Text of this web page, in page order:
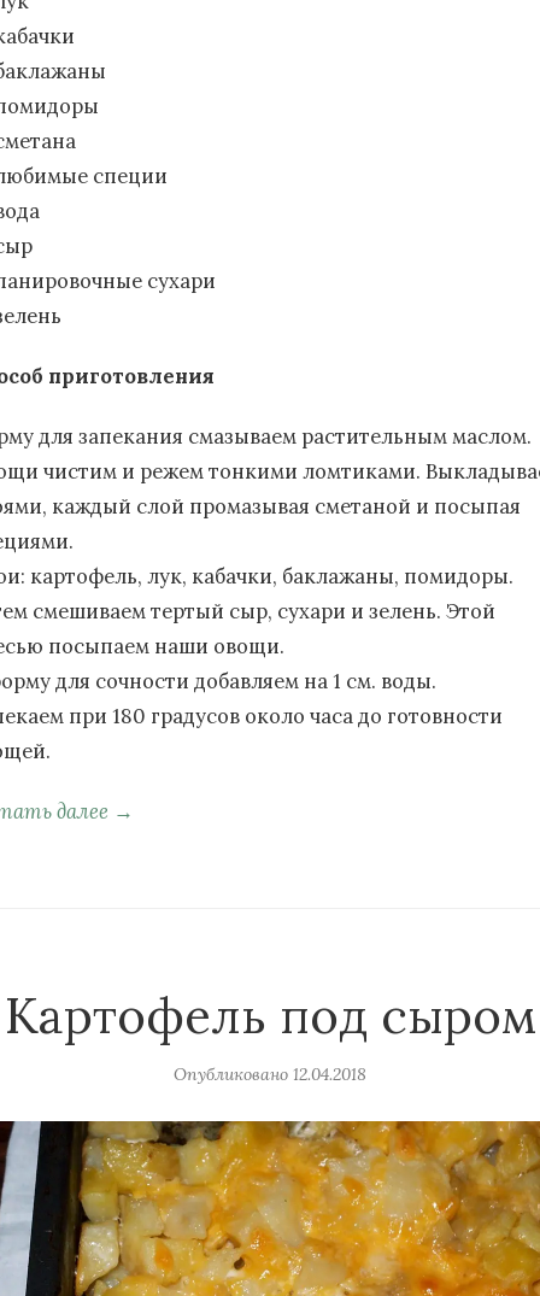
специи
сухари
приготовления
для запекания смазываем растительным маслом.
чистим и режем тонкими ломтиками.
каждый слой промазывая сметаной и посыпая
картофель, лук, кабачки, баклажаны, помидоры.
смешиваем тертый сыр, сухари и зелень. Этой
посыпаем наши овощи.
для сочности добавляем на 1 см. воды.
при 180 градусов около часа до готовности
далее →
Картофель под сыром
Опубликовано 12.04.2018